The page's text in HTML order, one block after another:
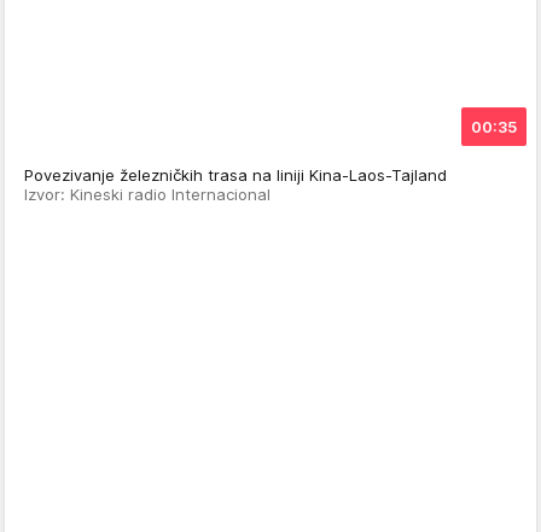
00:35
Povezivanje železničkih trasa na liniji Kina-Laos-Tajland
Izvor: Kineski radio Internacional